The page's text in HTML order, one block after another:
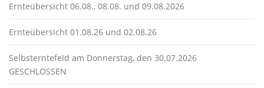
Ernteübersicht 06.08., 08.08. und 09.08.2026
Ernteübersicht 01.08.26 und 02.08.26
Selbsterntefeld am Donnerstag, den 30.07.2026
GESCHLOSSEN